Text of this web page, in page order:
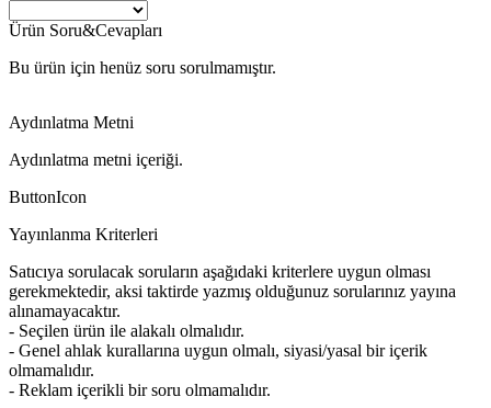
Ürün Soru&Cevapları
Bu ürün için henüz soru sorulmamıştır.
Aydınlatma Metni
Aydınlatma metni içeriği.
ButtonIcon
Yayınlanma Kriterleri
Satıcıya sorulacak soruların aşağıdaki kriterlere uygun olması
gerekmektedir, aksi taktirde yazmış olduğunuz sorularınız yayına
alınamayacaktır.
- Seçilen ürün ile alakalı olmalıdır.
- Genel ahlak kurallarına uygun olmalı, siyasi/yasal bir içerik
olmamalıdır.
- Reklam içerikli bir soru olmamalıdır.